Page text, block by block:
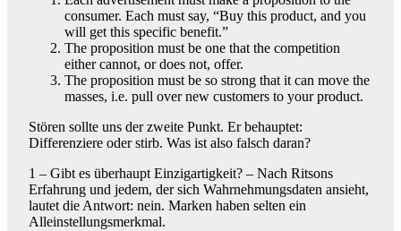
consumer. Each must say, “Buy this product, and you
will get this specific benefit.”
The proposition must be one that the competition
either cannot, or does not, offer.
The proposition must be so strong that it can move the
masses, i.e. pull over new customers to your product.
Stören sollte uns der zweite Punkt. Er behauptet:
Differenziere oder stirb. Was ist also falsch daran?
1 – Gibt es überhaupt Einzigartigkeit? – Nach Ritsons
Erfahrung und jedem, der sich Wahrnehmungsdaten ansieht,
lautet die Antwort: nein. Marken haben selten ein
Alleinstellungsmerkmal.